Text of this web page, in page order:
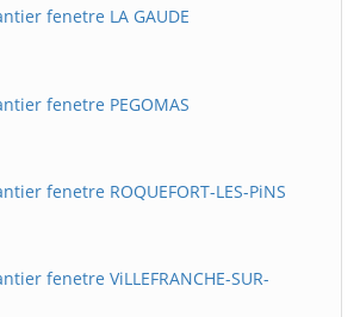
fenetre LA GAUDE
fenetre PEGOMAS
fenetre ROQUEFORT-LES-PiNS
fenetre ViLLEFRANCHE-SUR-